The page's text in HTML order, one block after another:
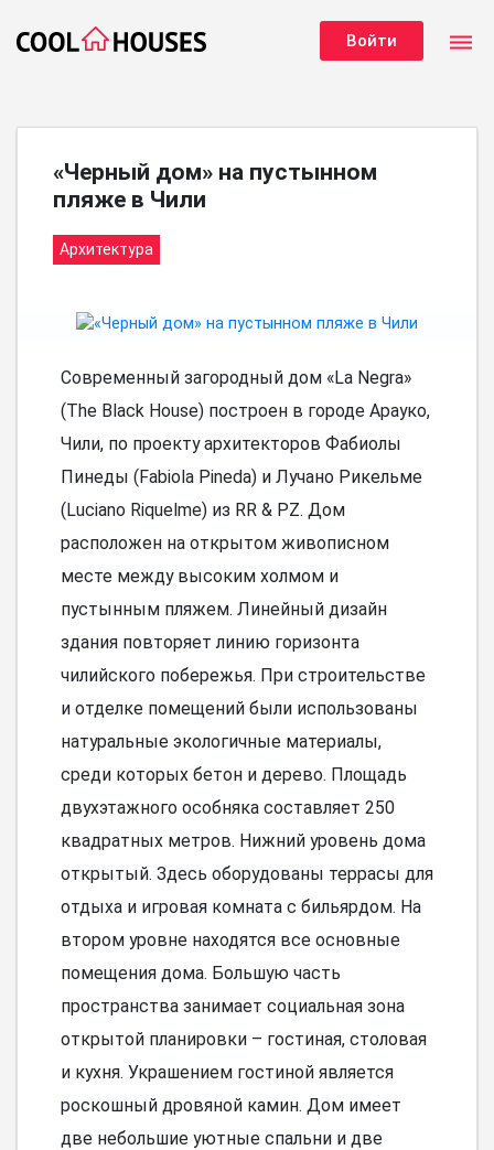
Войти dehaze
«Черный дом» на пустынном
пляже в Чили
Архитектура
Современный загородный дом «La Negra»
(The Black House) построен в городе Арауко,
Чили, по проекту архитекторов Фабиолы
Пинеды (Fabiola Pineda) и Лучано Рикельме
(Luciano Riquelme) из RR & PZ. Дом
расположен на открытом живописном
месте между высоким холмом и
пустынным пляжем. Линейный дизайн
здания повторяет линию горизонта
чилийского побережья. При строительстве
и отделке помещений были использованы
натуральные экологичные материалы,
среди которых бетон и дерево. Площадь
двухэтажного особняка составляет 250
квадратных метров. Нижний уровень дома
открытый. Здесь оборудованы террасы для
отдыха и игровая комната с бильярдом. На
втором уровне находятся все основные
помещения дома. Большую часть
пространства занимает социальная зона
открытой планировки – гостиная, столовая
и кухня. Украшением гостиной является
роскошный дровяной камин. Дом имеет
две небольшие уютные спальни и две